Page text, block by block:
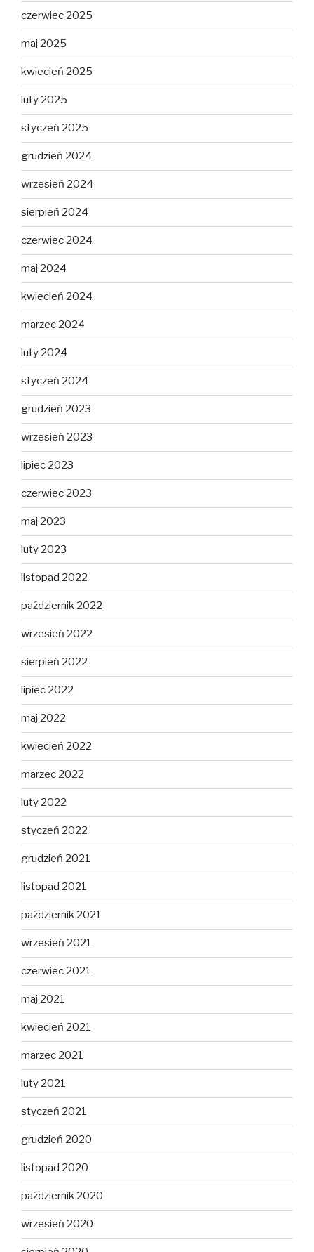
czerwiec 2025
maj 2025
kwiecień 2025
luty 2025
styczeń 2025
grudzień 2024
wrzesień 2024
sierpień 2024
czerwiec 2024
maj 2024
kwiecień 2024
marzec 2024
luty 2024
styczeń 2024
grudzień 2023
wrzesień 2023
lipiec 2023
czerwiec 2023
maj 2023
luty 2023
listopad 2022
październik 2022
wrzesień 2022
sierpień 2022
lipiec 2022
maj 2022
kwiecień 2022
marzec 2022
luty 2022
styczeń 2022
grudzień 2021
listopad 2021
październik 2021
wrzesień 2021
czerwiec 2021
maj 2021
kwiecień 2021
marzec 2021
luty 2021
styczeń 2021
grudzień 2020
listopad 2020
październik 2020
wrzesień 2020